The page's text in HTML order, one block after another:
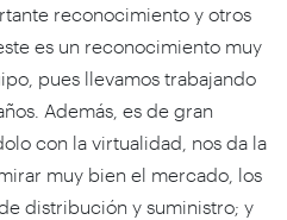
reconocimiento y otros
es un reconocimiento muy
pues llevamos trabajando
Además, es de gran
con la virtualidad, nos da la
muy bien el mercado, los
distribución y suministro; y